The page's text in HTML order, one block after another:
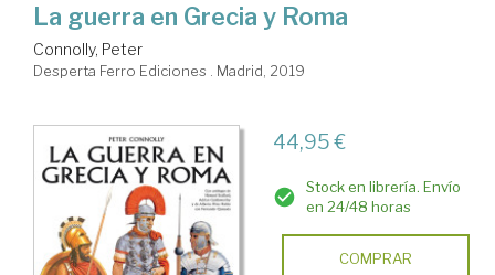
La guerra en Grecia y Roma
Connolly, Peter
Desperta Ferro Ediciones . Madrid, 2019
44,95 €
Stock en librería. Envío
en 24/48 horas
COMPRAR